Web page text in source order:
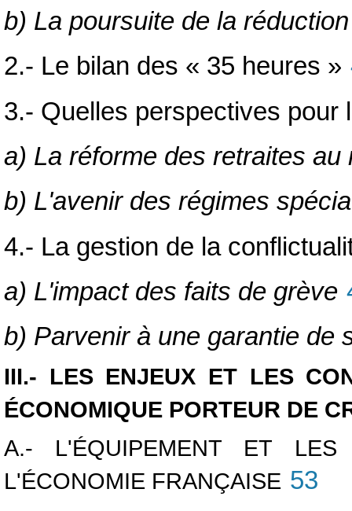
b) La poursuite de la
2.- Le bilan des « 35 heures »
3.- Quelles perspectives pour
a) La réforme des retraites au
b) L'avenir des régimes
4.- La gestion de la
a) L'impact des faits de grève
b) Parvenir à une garantie de
III.- LES ENJEUX ET LES
ÉCONOMIQUE PORTEUR DE
A.- L'ÉQUIPEMENT ET
L'ÉCONOMIE FRANÇAISE 53